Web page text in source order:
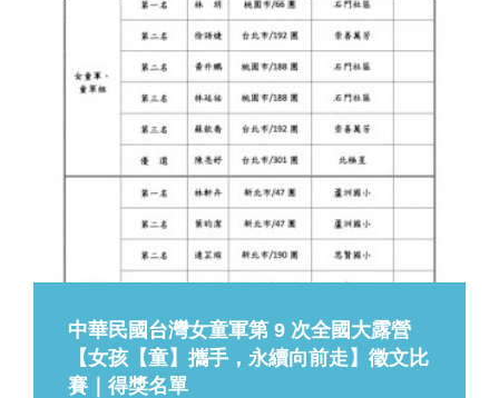
中華民國台灣女童軍第 9 次全國大露營
【女孩【童】攜手，永續向前走】徵文比
賽｜得獎名單